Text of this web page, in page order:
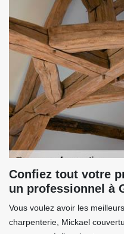
Confiez tout votre
un professionnel à
Vous voulez avoir les
charpenterie, Mickael